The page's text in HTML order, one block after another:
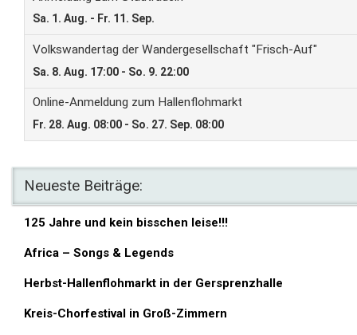
Neueste Beiträge:
125 Jahre und kein bisschen leise!!!
Africa – Songs & Legends
Herbst-Hallenflohmarkt in der Gersprenzhalle
Kreis-Chorfestival in Groß-Zimmern